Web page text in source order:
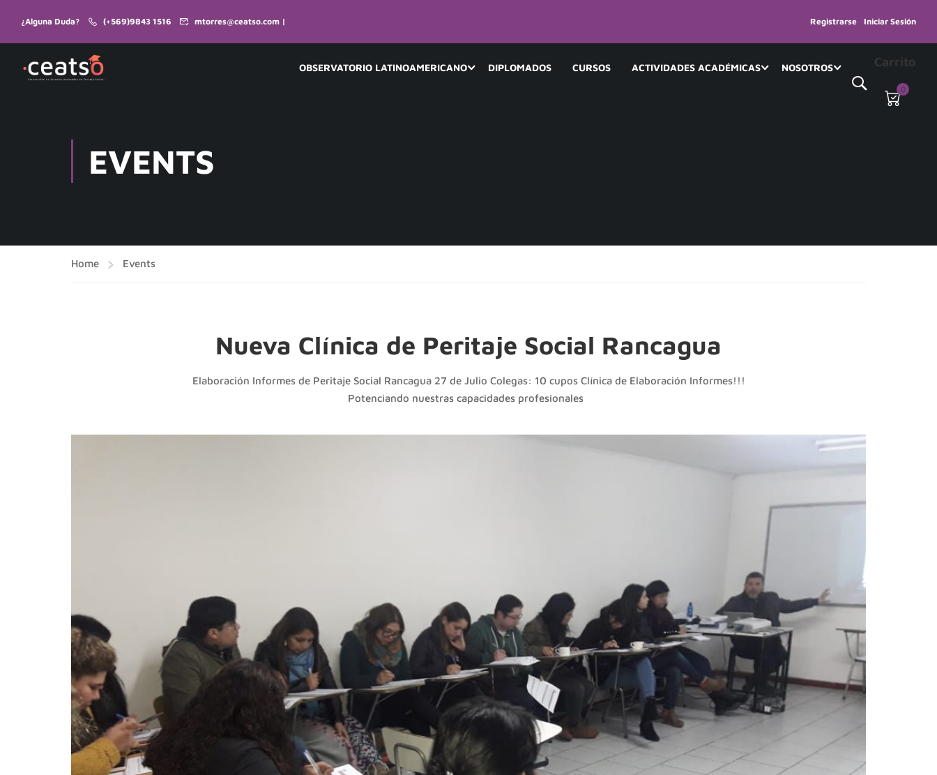
¿Alguna Duda? (+569)9843 1516 mtorres@ceatso.com | Registrarse Iniciar Sesión
OBSERVATORIO LATINOAMERICANO DIPLOMADOS CURSOS ACTIVIDADES ACADÉMICAS NOSOTROS Carrito
0
EVENTS
Home Events
Nueva Clínica de Peritaje Social Rancagua
Elaboración Informes de Peritaje Social Rancagua 27 de Julio Colegas: 10 cupos Clínica de Elaboración Informes!!!
Potenciando nuestras capacidades profesionales